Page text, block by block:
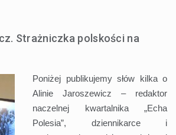
Strażniczka polskości na
Poniżej publikujemy słów kilka o
Alinie Jaroszewicz – redaktor
naczelnej kwartalnika „Echa
Polesia”, dziennikarce i